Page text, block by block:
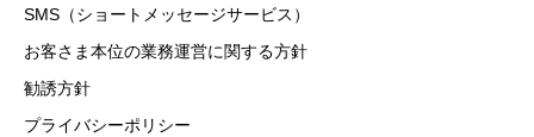
SMS（ショートメッセージサービス）
お客さま本位の業務運営に関する方針
勧誘方針
プライバシーポリシー